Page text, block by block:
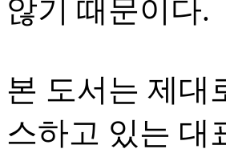
않기 때문이다.
본 도서는 제대
스하고 있는 대